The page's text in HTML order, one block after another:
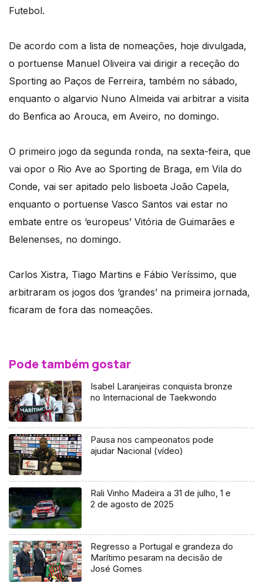
Futebol.
De acordo com a lista de nomeações, hoje divulgada,
o portuense Manuel Oliveira vai dirigir a receção do
Sporting ao Paços de Ferreira, também no sábado,
enquanto o algarvio Nuno Almeida vai arbitrar a visita
do Benfica ao Arouca, em Aveiro, no domingo.
O primeiro jogo da segunda ronda, na sexta-feira, que
vai opor o Rio Ave ao Sporting de Braga, em Vila do
Conde, vai ser apitado pelo lisboeta João Capela,
enquanto o portuense Vasco Santos vai estar no
embate entre os ‘europeus’ Vitória de Guimarães e
Belenenses, no domingo.
Carlos Xistra, Tiago Martins e Fábio Veríssimo, que
arbitraram os jogos dos ‘grandes’ na primeira jornada,
ficaram de fora das nomeações.
Pode também gostar
Isabel Laranjeiras conquista bronze
no Internacional de Taekwondo
Pausa nos campeonatos pode
ajudar Nacional (vídeo)
Rali Vinho Madeira a 31 de julho, 1 e
2 de agosto de 2025
Regresso a Portugal e grandeza do
Marítimo pesaram na decisão de
José Gomes